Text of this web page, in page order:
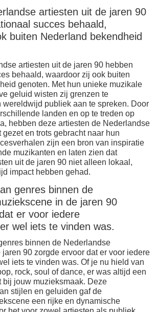
artiesten uit de jaren 90
succes behaald,
buiten Nederland bekendheid
artiesten uit de jaren 90 hebben
behaald, waardoor zij ook buiten
genoten. Met hun unieke muzikale
geluid wisten zij grenzen te
wereldwijd publiek aan te spreken. Door
landen en op te treden op
hebben deze artiesten de Nederlandse
en trots gebracht naar hun
zijn een bron van inspiratie
muzikanten en laten zien dat
uit de jaren 90 niet alleen lokaal,
impact hebben gehad.
genres binnen de
in de jaren 90
er voor iedere
wel iets te vinden was.
binnen de Nederlandse
90 zorgde ervoor dat er voor iedere
iets te vinden was. Of je nu hield van
rock, soul of dance, er was altijd een
bij jouw muzieksmaak. Deze
stijlen en geluiden gaf de
een rijke en dynamische